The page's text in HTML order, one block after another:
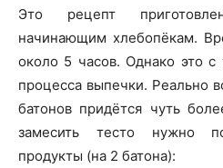
Это рецепт
начинающим хлебопёкам.
около 5 часов. Однако это с
процесса выпечки. Реально
батонов придётся чуть
замесить тесто нужно
продукты (на 2 батона):